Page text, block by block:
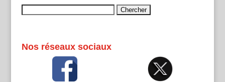
Nos réseaux sociaux